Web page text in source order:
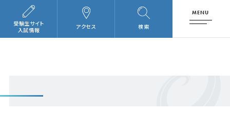
検索
アクセス
受験生サイト
入試情報
MENU